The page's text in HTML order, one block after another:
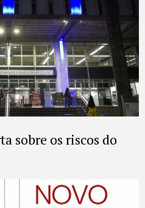
sobre os riscos do